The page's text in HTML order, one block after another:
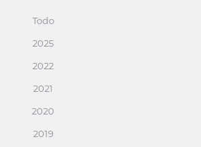
Todo
2025
2022
2021
2020
2019